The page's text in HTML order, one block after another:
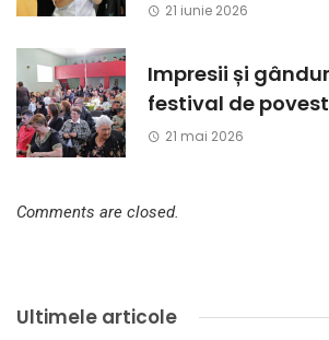
21 iunie 2026
Impresii și
festival de
21 mai 2026
Comments are closed.
Ultimele articole